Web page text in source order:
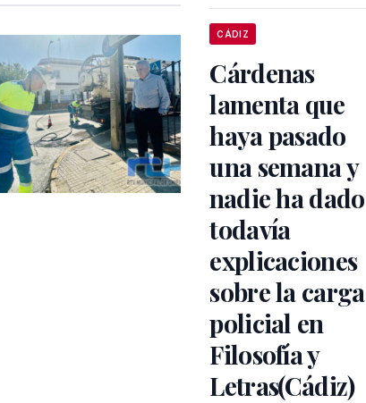
CÁDIZ
Cárdenas
lamenta que
haya pasado
una semana y
nadie ha dado
todavía
explicaciones
sobre la carga
policial en
Filosofía y
Letras(Cádiz)